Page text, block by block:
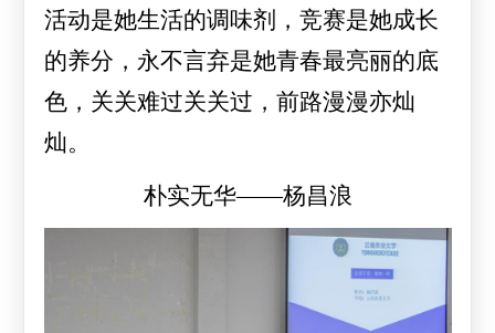
活动是她生活的调味剂，竞赛是她成长
的养分，永不言弃是她青春最亮丽的底
色，关关难过关关过，前路漫漫亦灿
灿。
朴实无华——杨昌浪